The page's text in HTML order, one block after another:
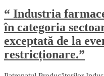
“ Industria
în categoria
exceptată de la
restricționare.”